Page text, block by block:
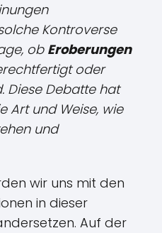
Kontroverse
ob Eroberungen
oder
Diese Debatte hat
Art und Weise, wie
und
wir uns mit den
in dieser
Auf der